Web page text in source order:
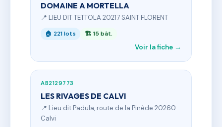
DOMAINE A MORTELLA
📍 LIEU DIT TETTOLA 20217 SAINT FLORENT
🏠 221 lots 🏗 15 bât.
Voir la fiche →
AB2129773
LES RIVAGES DE CALVI
📍 Lieu dit Padula, route de la Pinède 20260
Calvi